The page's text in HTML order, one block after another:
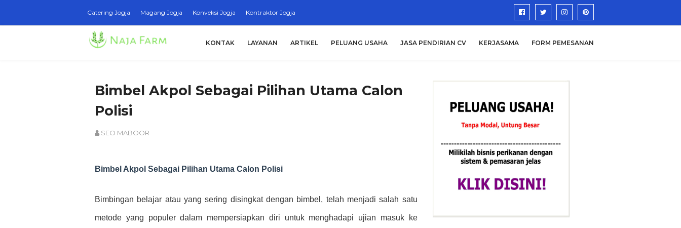
Catering Jogja Magang Jogja Konveksi Jogja Kontraktor Jogja
KONTAK LAYANAN ARTIKEL PELUANG USAHA JASA PENDIRIAN CV KERJASAMA FORM PEMESANAN
Bimbel Akpol Sebagai Pilihan Utama Calon
Polisi
SEO MABOOR
Bimbel Akpol Sebagai Pilihan Utama Calon Polisi
Bimbingan belajar atau yang sering disingkat dengan bimbel, telah menjadi salah satu
metode yang populer dalam mempersiapkan diri untuk menghadapi ujian masuk ke